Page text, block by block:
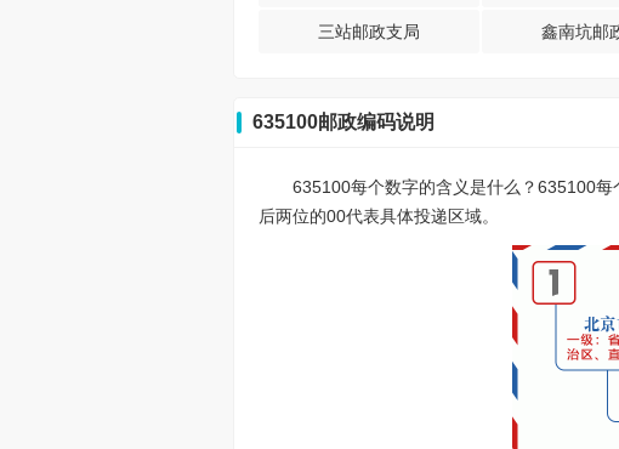
三站邮政支局 鑫南坑邮
635100邮政编码说明
635100每个数字的含义是什么？635100
后两位的00代表具体投递区域。